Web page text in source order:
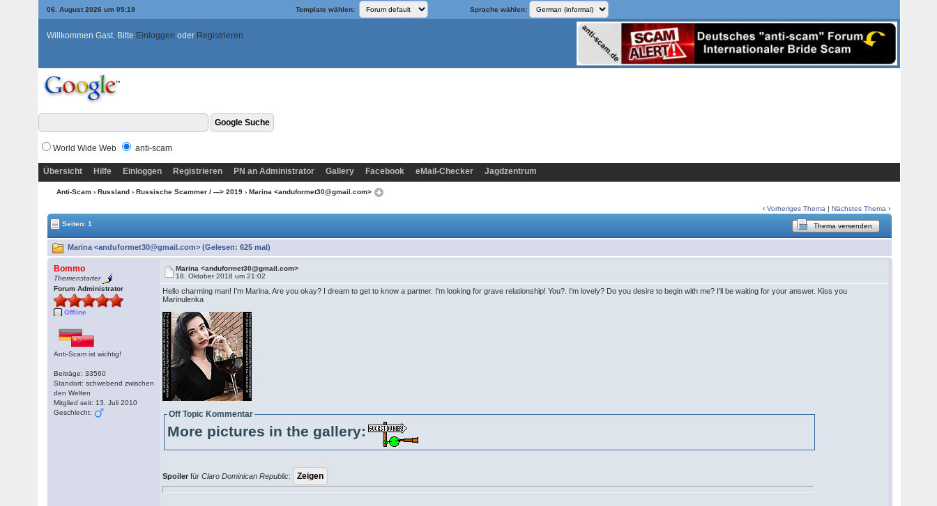
06. August 2026 um 05:19 Template wählen: Sprache wählen:
Willkommen Gast. Bitte Einloggen oder Registrieren
World Wide Web anti-scam
Übersicht Hilfe Einloggen Registrieren PN an Administrator Gallery Facebook eMail-Checker Jagdzentrum
Anti-Scam › Russland › Russische Scammer / ---> 2019 › Marina <anduformet30@gmail.com>
‹Vorheriges Thema |Nächstes Thema ›
Seiten: 1
Thema versenden
Marina <anduformet30@gmail.com> (Gelesen: 625 mal)
Bommo
Themenstarter
Forum Administrator
Offline
Anti-Scam ist wichtig!
Beiträge: 33560
Standort: schwebend zwischen
den Welten
Mitglied seit: 13. Juli 2010
Geschlecht:
Marina <anduformet30@gmail.com>
18. Oktober 2018 um 21:02
Hello charming man! I'm Marina. Are you okay? I dream to get to know a partner. I'm looking for grave relationship! You?. I'm lovely? Do you desire to begin with me? I'll be waiting for your answer. Kiss you
Marinulenka
Off Topic Kommentar
More pictures in the gallery:
Spoiler fürClaro Dominican Republic: